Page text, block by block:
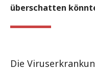
überschatten
Die